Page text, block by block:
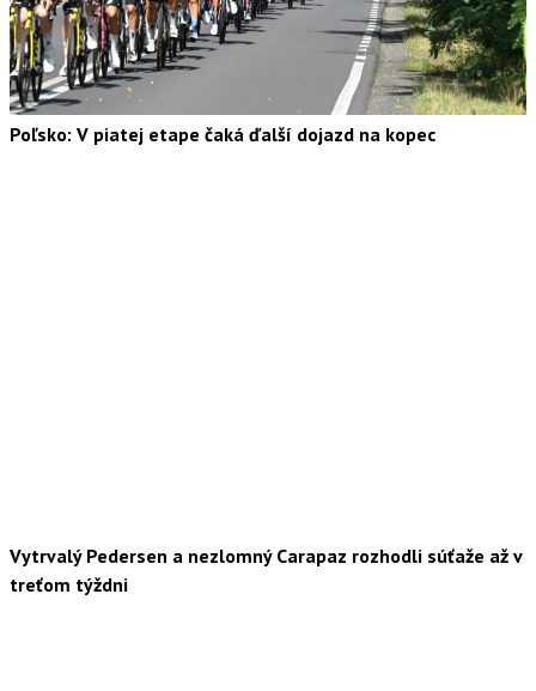
Poľsko: V piatej etape čaká ďalší dojazd na kopec
Vytrvalý Pedersen a nezlomný Carapaz rozhodli súťaže až v
treťom týždni